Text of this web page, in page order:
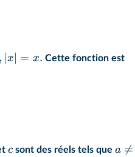
, x = x. Cette fonction est
csont des réels tels que a 
=